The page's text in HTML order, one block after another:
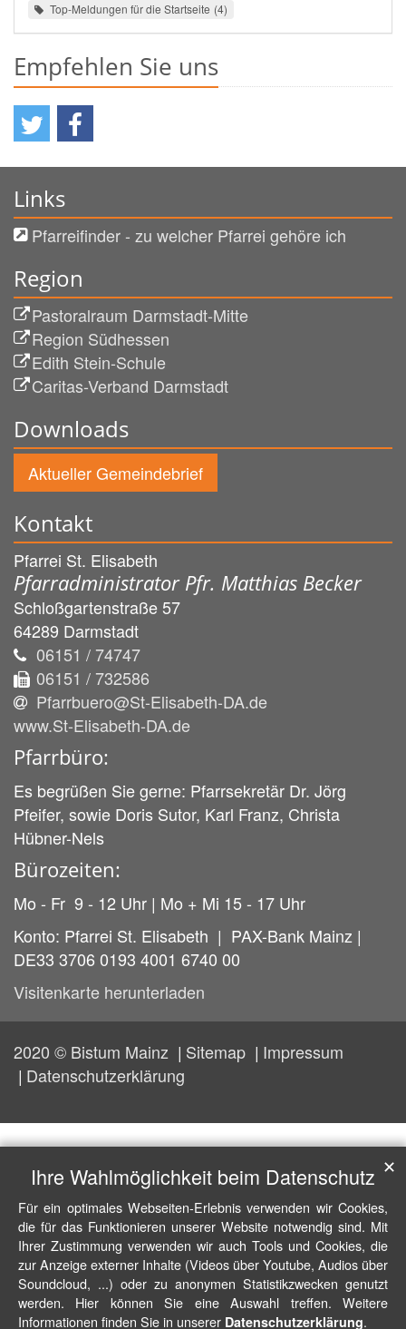
Top-Meldungen für die Startseite 4
Empfehlen Sie uns
Links
Pfarreifinder - zu welcher Pfarrei gehöre ich
Region
Pastoralraum Darmstadt-Mitte
Region Südhessen
Edith Stein-Schule
Caritas-Verband Darmstadt
Downloads
Aktueller Gemeindebrief
Kontakt
Pfarrei St. Elisabeth
Pfarradministrator Pfr. Matthias Becker
Schloßgartenstraße 57
64289 Darmstadt
06151 / 74747
06151 / 732586
Pfarrbuero@St-Elisabeth-DA.de
www.St-Elisabeth-DA.de
Pfarrbüro:
Es begrüßen Sie gerne: Pfarrsekretär Dr. Jörg
Pfeifer, sowie Doris Sutor, Karl Franz, Christa
Hübner-Nels
Bürozeiten:
Mo - Fr 9 - 12 Uhr | Mo + Mi 15 - 17 Uhr
Konto: Pfarrei St. Elisabeth | PAX-Bank Mainz |
DE33 3706 0193 4001 6740 00
Visitenkarte herunterladen
2020 © Bistum Mainz Sitemap
Impressum
Datenschutzerklärung
Ihre Wahlmöglichkeit beim Datenschutz
Für ein optimales Webseiten-Erlebnis verwenden wir Cookies,
die für das Funktionieren unserer Website notwendig sind. Mit
Ihrer Zustimmung verwenden wir auch Tools und Cookies, die
zur Anzeige externer Inhalte (Videos über Youtube, Audios über
Soundcloud, ...) oder zu anonymen Statistikzwecken genutzt
werden. Hier können Sie eine Auswahl treffen. Weitere
Informationen finden Sie in unserer Datenschutzerklärung.
✕